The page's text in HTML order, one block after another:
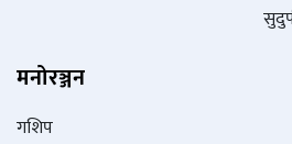
मनोरञ्जन
गशिप